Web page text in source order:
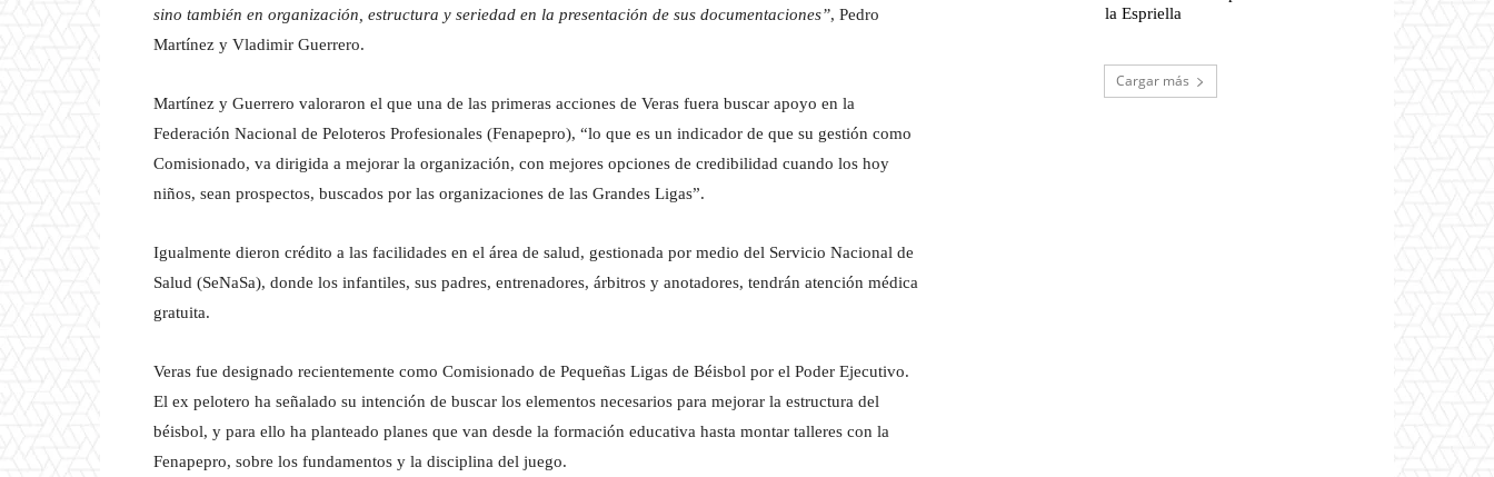
sino también en organización, estructura y seriedad en la presentación de sus documentaciones”, Pedro
Martínez y Vladimir Guerrero.
Martínez y Guerrero valoraron el que una de las primeras acciones de Veras fuera buscar apoyo en la
Federación Nacional de Peloteros Profesionales (Fenapepro), “lo que es un indicador de que su gestión como
Comisionado, va dirigida a mejorar la organización, con mejores opciones de credibilidad cuando los hoy
niños, sean prospectos, buscados por las organizaciones de las Grandes Ligas”.
Igualmente dieron crédito a las facilidades en el área de salud, gestionada por medio del Servicio Nacional de
Salud (SeNaSa), donde los infantiles, sus padres, entrenadores, árbitros y anotadores, tendrán atención médica
gratuita.
Veras fue designado recientemente como Comisionado de Pequeñas Ligas de Béisbol por el Poder Ejecutivo.
El ex pelotero ha señalado su intención de buscar los elementos necesarios para mejorar la estructura del
béisbol, y para ello ha planteado planes que van desde la formación educativa hasta montar talleres con la
Fenapepro, sobre los fundamentos y la disciplina del juego.
la Espriella
Cargar más